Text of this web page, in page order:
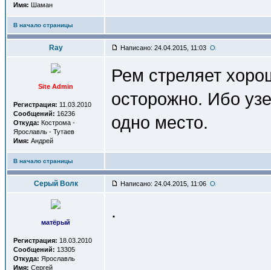
Имя: Шаман
В начало страницы
Ray Написано: 24.04.2015, 11:03
Site Admin
Регистрация: 11.03.2010
Сообщений: 16236
Откуда: Кострома -
Ярославль - Тутаев
Имя: Андрей
Рем стреляет
осторожно. Ибо
одно место.
В начало страницы
Серый Волк Написано: 24.04.2015, 11:06
матёрый
Регистрация: 18.03.2010
Сообщений: 13305
Откуда: Ярославль
Имя: Сергей
.